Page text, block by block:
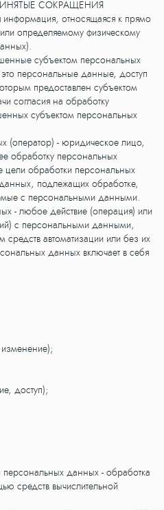
СОКРАЩЕНИЯ
относящаяся к прямо
определяемому физическому
субъектом персональных
персональные данные, доступ
предоставлен субъектом
согласия на обработку
субъектом персональных
(оператор) - юридическое лицо,
обработку персональных
обработки персональных
подлежащих обработке,
с персональными данными.
- любое действие (операция) или
с персональными данными,
автоматизации или без их
данных включает в себя
доступ);
персональных данных - обработка
средств вычислительной